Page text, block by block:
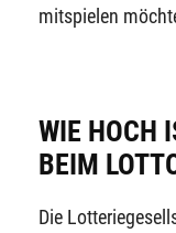
mitspielen
WIE HOCH
BEIM
Die